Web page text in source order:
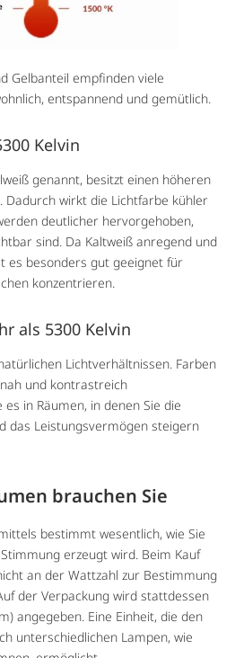
Gelbanteil empfinden viele
entspannend und gemütlich.
Kelvin
genannt, besitzt einen höheren
Dadurch wirkt die Lichtfarbe kühler
deutlicher hervorgehoben,
sind. Da Kaltweiß anregend und
es besonders gut geeignet für
konzentrieren.
als 5300 Kelvin
Lichtverhältnissen. Farben
und kontrastreich
in Räumen, in denen Sie die
das Leistungsvermögen steigern
brauchen Sie
bestimmt wesentlich, wie Sie
erzeugt wird. Beim Kauf
an der Wattzahl zur Bestimmung
der Verpackung wird stattdessen
angegeben. Eine Einheit, die den
unterschiedlichen Lampen, wie